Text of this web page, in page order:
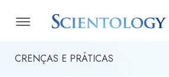
CRENÇAS E PRÁTICAS